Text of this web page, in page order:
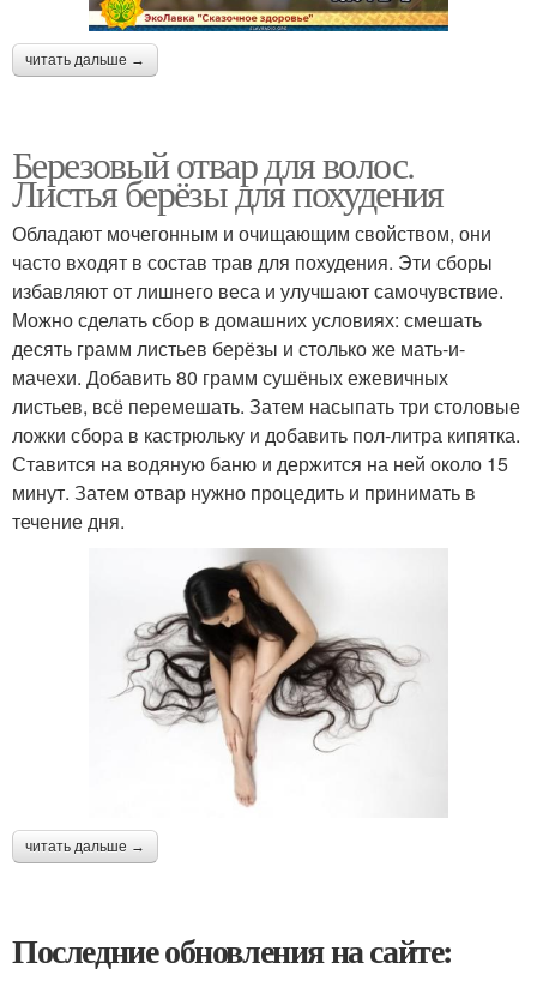
читать дальше →
Березовый отвар для волос.
Листья берёзы для похудения
Обладают мочегонным и очищающим свойством, они
часто входят в состав трав для похудения. Эти сборы
избавляют от лишнего веса и улучшают самочувствие.
Можно сделать сбор в домашних условиях: смешать
десять грамм листьев берёзы и столько же мать-и-
мачехи. Добавить 80 грамм сушёных ежевичных
листьев, всё перемешать. Затем насыпать три столовые
ложки сбора в кастрюльку и добавить пол-литра кипятка.
Ставится на водяную баню и держится на ней около 15
минут. Затем отвар нужно процедить и принимать в
течение дня.
читать дальше →
Последние обновления на сайте: